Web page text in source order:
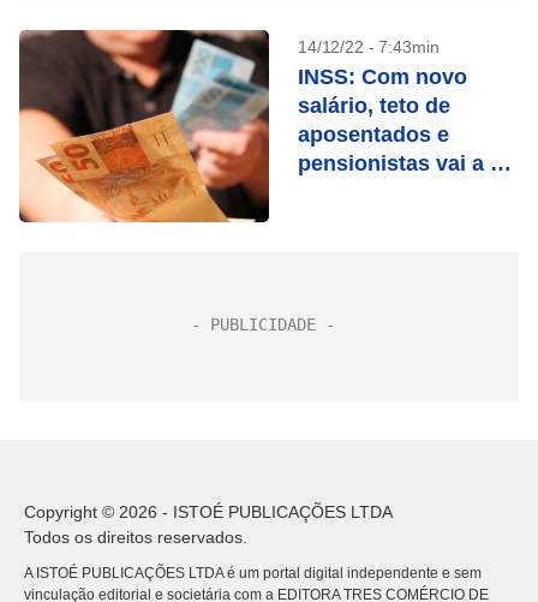
14/12/22 - 7:43min
INSS: Com novo
salário, teto de
aposentados e
pensionistas vai a R$
Copyright © 2026 - ISTOÉ PUBLICAÇÕES LTDA
Todos os direitos reservados.
A ISTOÉ PUBLICAÇÕES LTDA é um portal digital independente e sem
vinculação editorial e societária com a EDITORA TRES COMÉRCIO DE